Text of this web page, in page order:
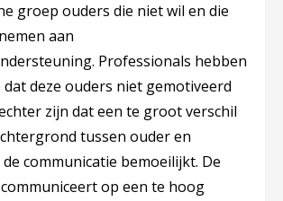
groep ouders die niet wil en die
aan
Professionals hebben
dat deze ouders niet gemotiveerd
zijn dat een te groot verschil
tussen ouder en
communicatie bemoeilijkt. De
op een te hoog